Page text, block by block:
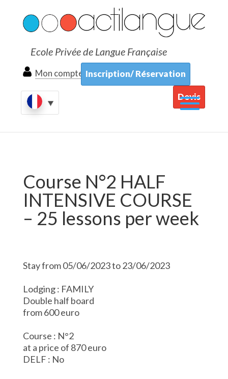
Ecole Privée de Langue Française
Mon compte Inscription/ Réservation
Devis
Course N°2 HALF
INTENSIVE COURSE
– 25 lessons per week
Stay from 05/06/2023 to 23/06/2023
Lodging : FAMILY
Double half board
from 600 euro
Course : N°2
at a price of 870 euro
DELF : No